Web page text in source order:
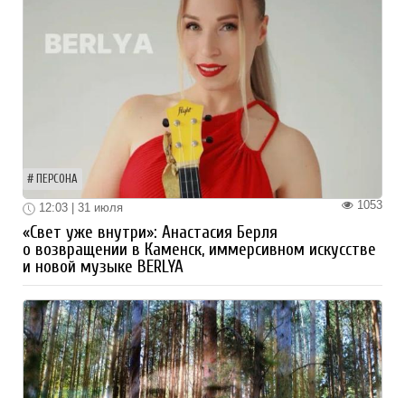
ПЕРСОНА
1053
12:03 | 31 июля
«Свет уже внутри»: Анастасия Берля
о возвращении в Каменск, иммерсивном искусстве
и новой музыке BERLYA